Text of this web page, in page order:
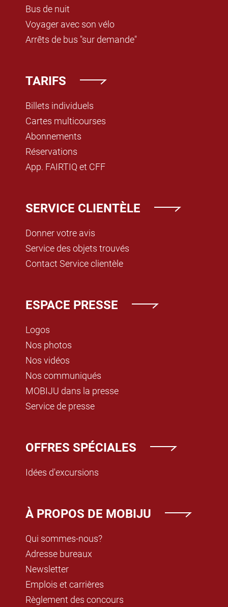
Bus de nuit
Voyager avec son vélo
Arrêts de bus "sur demande"
TARIFS
Billets individuels
Cartes multicourses
Abonnements
Réservations
App. FAIRTIQ et CFF
SERVICE CLIENTÈLE
Donner votre avis
Service des objets trouvés
Contact Service clientèle
ESPACE PRESSE
Logos
Nos photos
Nos vidéos
Nos communiqués
MOBIJU dans la presse
Service de presse
OFFRES SPÉCIALES
Idées d'excursions
À PROPOS DE MOBIJU
Qui sommes-nous?
Adresse bureaux
Newsletter
Emplois et carrières
Règlement des concours